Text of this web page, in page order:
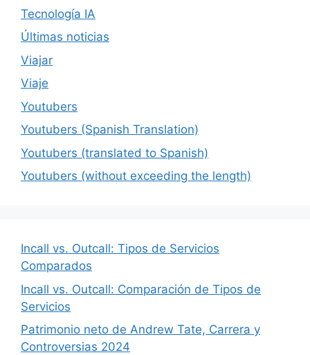
Tecnología IA
Últimas noticias
Viajar
Viaje
Youtubers
Youtubers (Spanish Translation)
Youtubers (translated to Spanish)
Youtubers (without exceeding the length)
Incall vs. Outcall: Tipos de Servicios
Comparados
Incall vs. Outcall: Comparación de Tipos de
Servicios
Patrimonio neto de Andrew Tate, Carrera y
Controversias 2024